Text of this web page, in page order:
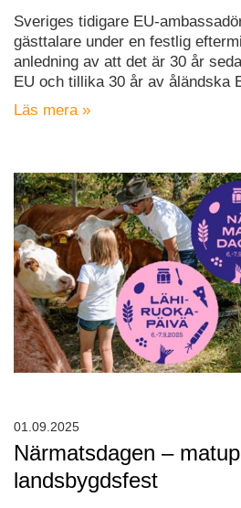
Sveriges tidigare EU-
gästtalare under en festlig
anledning av att det är 30 år
EU och tillika 30 år av åländska
Läs mera »
Närmatsdagen –
landsbygdsfest
01.09.2025